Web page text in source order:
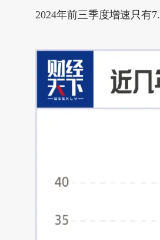
2024年前三季度增速只有